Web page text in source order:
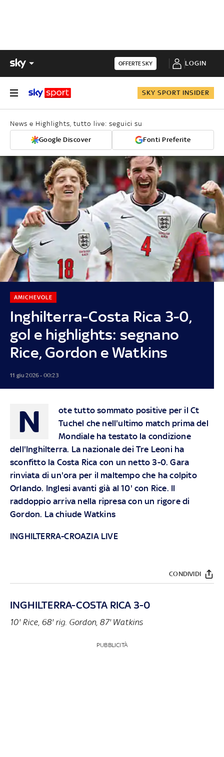
OFFERTE SKY LOGIN
SKY SPORT INSIDER
News e Highlights, tutto live: seguici su
Google Discover Fonti Preferite
Inghilterra-Costa Rica 3-0,
gol e highlights: segnano
Rice, Gordon e Watkins
AMICHEVOLE
11 giu 2026 - 00:23
N
ote tutto sommato positive per il Ct
Tuchel che nell'ultimo match prima del
Mondiale ha testato la condizione
dell'Inghilterra. La nazionale dei Tre Leoni ha
sconfitto la Costa Rica con un netto 3-0. Gara
rinviata di un'ora per il maltempo che ha colpito
Orlando. Inglesi avanti già al 10' con Rice. Il
raddoppio arriva nella ripresa con un rigore di
Gordon. La chiude Watkins
INGHILTERRA-CROAZIA LIVE
CONDIVIDI
INGHILTERRA-COSTA RICA 3-0
10' Rice, 68' rig. Gordon, 87' Watkins
PUBBLICITÀ